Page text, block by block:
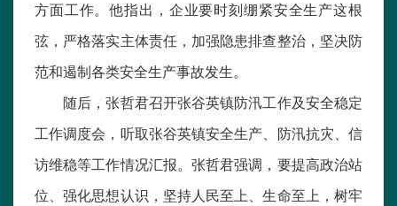
方面工作。他指出，企业要时刻绷紧安全生产这根
弦，严格落实主体责任，加强隐患排查整治，坚决防
范和遏制各类安全生产事故发生。
随后，张哲君召开张谷英镇防汛工作及安全稳定
工作调度会，听取张谷英镇安全生产、防汛抗灾、信
访维稳等工作情况汇报。张哲君强调，要提高政治站
位、强化思想认识，坚持人民至上、生命至上，树牢